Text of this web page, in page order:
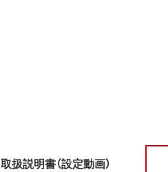
取扱説明書（設定動画）